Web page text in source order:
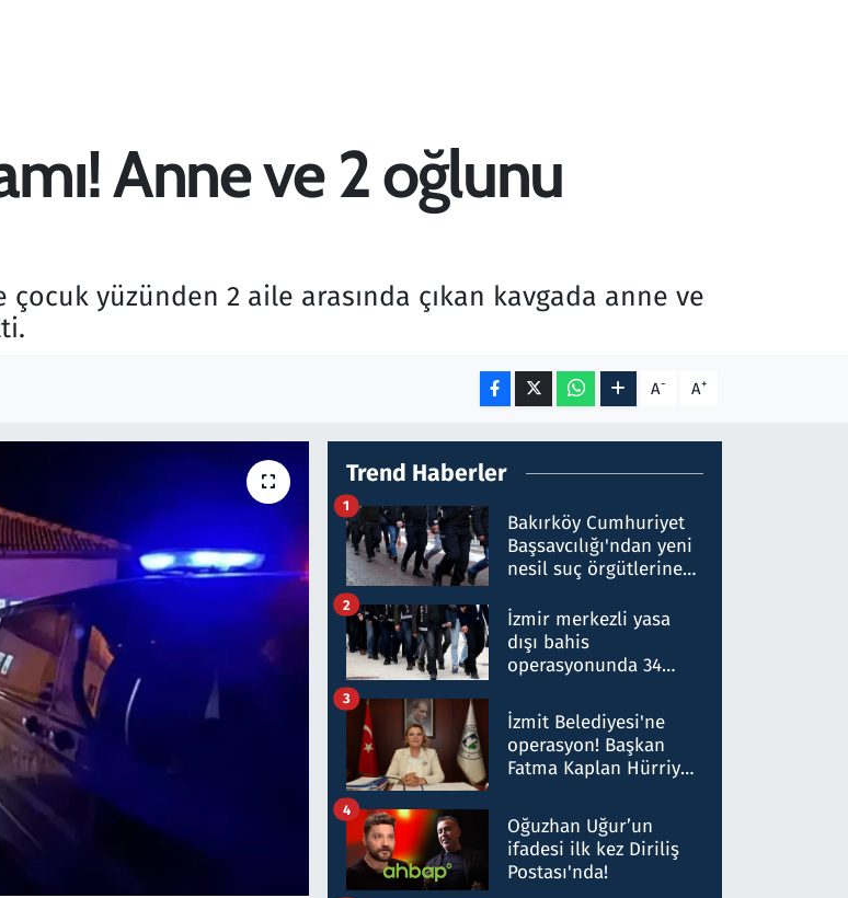
Anne ve 2 oğlunu
yüzünden 2 aile arasında çıkan kavgada anne ve
A- A+
Trend Haberler
Bakırköy Cumhuriyet
Başsavcılığı'ndan yeni
nesil suç örgütlerine
hakkında gözaltı kararı
1
İzmir merkezli yasa
dışı bahis
operasyonunda 34
Milyar liralık para
trafiği tespit edildi
2
İzmit Belediyesi'ne
operasyon! Başkan
Fatma Kaplan Hürriyet
3
Oğuzhan Uğur’un
ifadesi ilk kez Diriliş
Postası'nda!
4